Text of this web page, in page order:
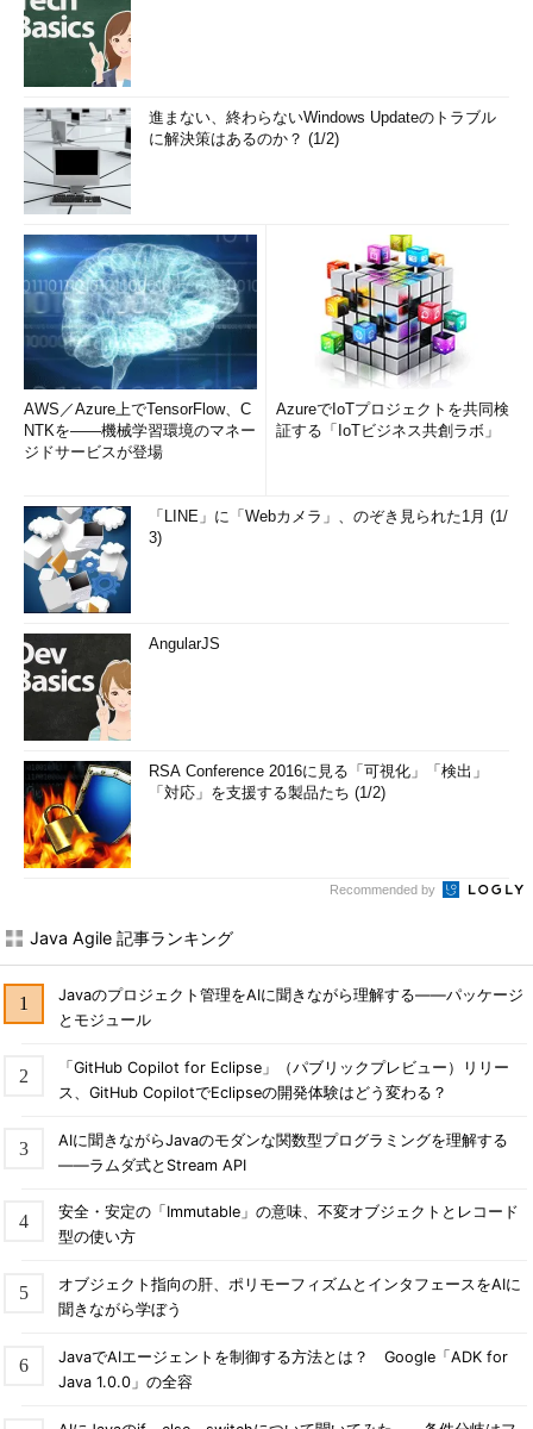
進まない、終わらないWindows Updateのトラブル
に解決策はあるのか？ (1/2)
AWS／Azure上でTensorFlow、C
NTKを――機械学習環境のマネー
ジドサービスが登場
AzureでIoTプロジェクトを共同検
証する「IoTビジネス共創ラボ」
「LINE」に「Webカメラ」、のぞき見られた1月 (1/
3)
AngularJS
RSA Conference 2016に見る「可視化」「検出」
「対応」を支援する製品たち (1/2)
Recommended by
Java Agile 記事ランキング
Javaのプロジェクト管理をAIに聞きながら理解する――パッケージ
とモジュール
「GitHub Copilot for Eclipse」（パブリックプレビュー）リリー
ス、GitHub CopilotでEclipseの開発体験はどう変わる？
AIに聞きながらJavaのモダンな関数型プログラミングを理解する
――ラムダ式とStream API
安全・安定の「Immutable」の意味、不変オブジェクトとレコード
型の使い方
オブジェクト指向の肝、ポリモーフィズムとインタフェースをAIに
聞きながら学ぼう
JavaでAIエージェントを制御する方法とは？ Google「ADK for
Java 1.0.0」の全容